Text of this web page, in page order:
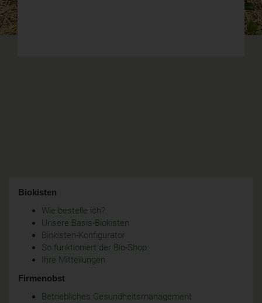
Biokisten
Wie bestelle ich?
Unsere Basis-Biokisten
Biokisten-Konfigurator
So funktioniert der Bio-Shop
Ihre Mitteilungen
Firmenobst
Betriebliches Gesundheitsmanagement